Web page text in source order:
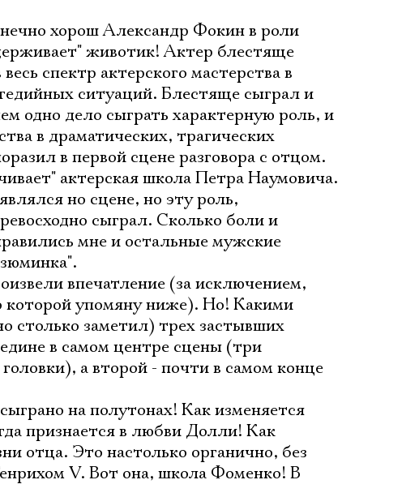
хорош Александр Фокин в роли
животик! Актер блестяще
спектр актерского мастерства в
ситуаций. Блестяще сыграл и
одно дело сыграть характерную роль, и
в драматических, трагических
в первой сцене разговора с отцом.
актерская школа Петра Наумовича.
но сцене, но эту роль,
сыграл. Сколько боли и
мне и остальные мужские
впечатление (за исключением,
упомяну ниже). Но! Какими
столько заметил) трех застывших
в самом центре сцены (три
а второй - почти в самом конце
на полутонах! Как изменяется
признается в любви Долли! Как
отца. Это настолько органично, без
V. Вот она, школа Фоменко! В
Электропочта
Имя
Ознакомиться